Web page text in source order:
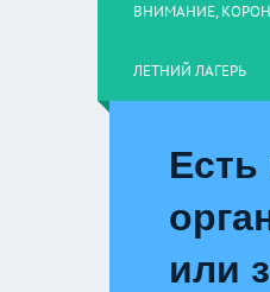
ВНИМАНИЕ,
ЛЕТНИЙ ЛАГЕРЬ
или